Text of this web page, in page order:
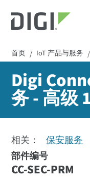
首页 / IoT 产品与服务 /
Digi
务 - 高级
相关： 保安服务
部件编号
CC-SEC-PRM